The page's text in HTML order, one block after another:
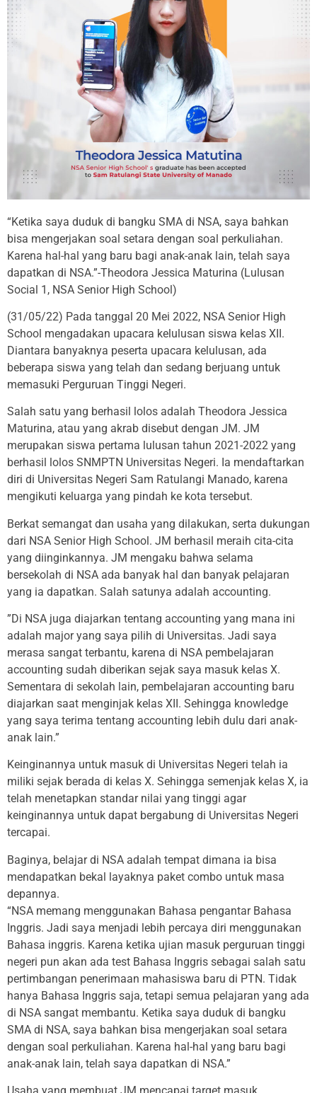
“Ketika saya duduk di bangku SMA di NSA, saya bahkan
bisa mengerjakan soal setara dengan soal perkuliahan.
Karena hal-hal yang baru bagi anak-anak lain, telah saya
dapatkan di NSA.”-Theodora Jessica Maturina (Lulusan
Social 1, NSA Senior High School)
(31/05/22) Pada tanggal 20 Mei 2022, NSA Senior High
School mengadakan upacara kelulusan siswa kelas XII.
Diantara banyaknya peserta upacara kelulusan, ada
beberapa siswa yang telah dan sedang berjuang untuk
memasuki Perguruan Tinggi Negeri.
Salah satu yang berhasil lolos adalah Theodora Jessica
Maturina, atau yang akrab disebut dengan JM. JM
merupakan siswa pertama lulusan tahun 2021-2022 yang
berhasil lolos SNMPTN Universitas Negeri. Ia mendaftarkan
diri di Universitas Negeri Sam Ratulangi Manado, karena
mengikuti keluarga yang pindah ke kota tersebut.
Berkat semangat dan usaha yang dilakukan, serta dukungan
dari NSA Senior High School. JM berhasil meraih cita-cita
yang diinginkannya. JM mengaku bahwa selama
bersekolah di NSA ada banyak hal dan banyak pelajaran
yang ia dapatkan. Salah satunya adalah accounting.
”Di NSA juga diajarkan tentang accounting yang mana ini
adalah major yang saya pilih di Universitas. Jadi saya
merasa sangat terbantu, karena di NSA pembelajaran
accounting sudah diberikan sejak saya masuk kelas X.
Sementara di sekolah lain, pembelajaran accounting baru
diajarkan saat menginjak kelas XII. Sehingga knowledge
yang saya terima tentang accounting lebih dulu dari anak-
anak lain.”
Keinginannya untuk masuk di Universitas Negeri telah ia
miliki sejak berada di kelas X. Sehingga semenjak kelas X, ia
telah menetapkan standar nilai yang tinggi agar
keinginannya untuk dapat bergabung di Universitas Negeri
tercapai.
Baginya, belajar di NSA adalah tempat dimana ia bisa
mendapatkan bekal layaknya paket combo untuk masa
depannya.
“NSA memang menggunakan Bahasa pengantar Bahasa
Inggris. Jadi saya menjadi lebih percaya diri menggunakan
Bahasa inggris. Karena ketika ujian masuk perguruan tinggi
negeri pun akan ada test Bahasa Inggris sebagai salah satu
pertimbangan penerimaan mahasiswa baru di PTN. Tidak
hanya Bahasa Inggris saja, tetapi semua pelajaran yang ada
di NSA sangat membantu. Ketika saya duduk di bangku
SMA di NSA, saya bahkan bisa mengerjakan soal setara
dengan soal perkuliahan. Karena hal-hal yang baru bagi
anak-anak lain, telah saya dapatkan di NSA.”